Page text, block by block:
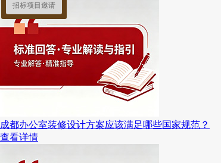
成都办公室装修设计方案应该满足哪些国家规范？
查看详情
招标项目邀请